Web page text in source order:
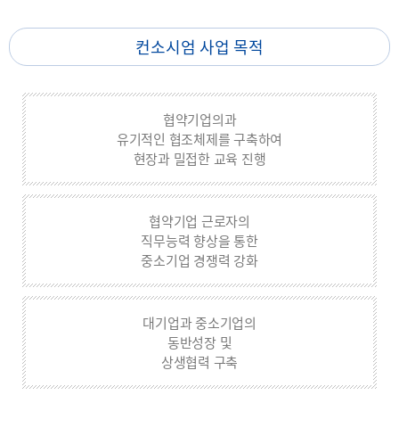
컨소시엄 사업 목적
협약기업의과
유기적인 협조체제를 구축하여
현장과 밀접한 교육 진행
협약기업 근로자의
직무능력 향상을 통한
중소기업 경쟁력 강화
대기업과 중소기업의
동반성장 및
상생협력 구축